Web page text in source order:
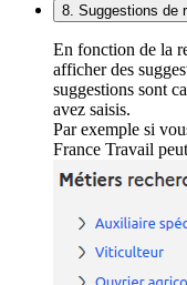
8. Suggestions de
En fonction de la
afficher des
suggestions sont
avez saisis.
Par exemple si
France Travail